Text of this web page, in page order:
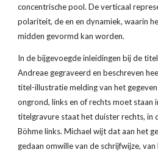
concentrische pool. De verticaal
polariteit, de en en dynamiek, waarin
midden gevormd kan worden.
In de bijgevoegde inleidingen bij de
Andreae gegraveerd en beschreven
titel-illustratie melding van het
ongrond, links en of rechts moet staan
titelgravure staat het duister rechts, in
Böhme links. Michael wijt dat aan het
gedaan omwille van de schrijfwijze,